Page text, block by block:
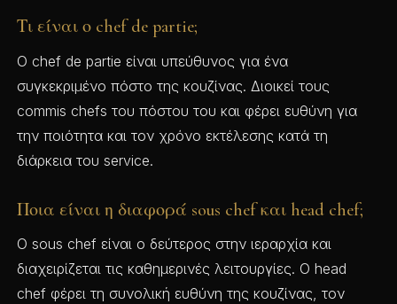
Τι είναι ο chef de partie;
Ο chef de partie είναι υπεύθυνος για ένα
συγκεκριμένο πόστο της κουζίνας. Διοικεί τους
commis chefs του πόστου του και φέρει ευθύνη για
την ποιότητα και τον χρόνο εκτέλεσης κατά τη
διάρκεια του service.
Ποια είναι η διαφορά sous chef και head chef;
Ο sous chef είναι ο δεύτερος στην ιεραρχία και
διαχειρίζεται τις καθημερινές λειτουργίες. Ο head
chef φέρει τη συνολική ευθύνη της κουζίνας, τον